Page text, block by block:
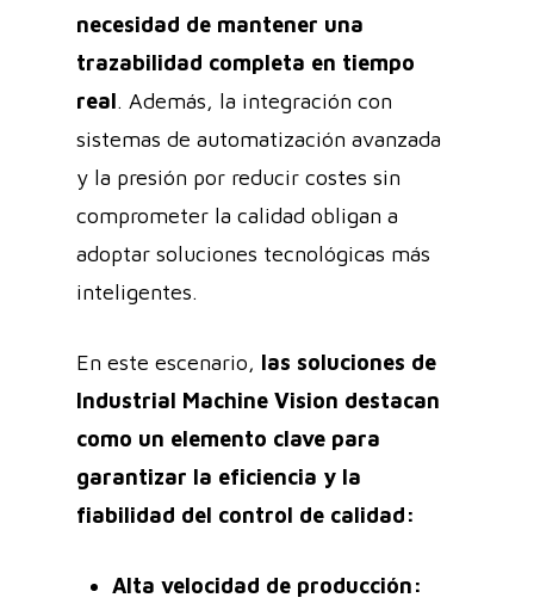
necesidad de mantener una
trazabilidad completa en tiempo
real. Además, la integración con
sistemas de automatización avanzada
y la presión por reducir costes sin
comprometer la calidad obligan a
adoptar soluciones tecnológicas más
inteligentes.
En este escenario, las soluciones de
Industrial Machine Vision destacan
como un elemento clave para
garantizar la eficiencia y la
fiabilidad del control de calidad:
Alta velocidad de producción: